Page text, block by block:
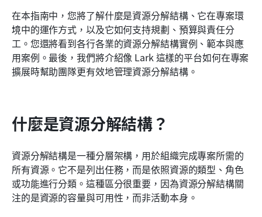
在本指南中，您將了解什麼是資源分解結構、它在專案環
境中的運作方式，以及它如何支持規劃、預算與責任分
工。您還將看到各行各業的資源分解結構實例、範本與應
用案例。最後，我們將介紹像 Lark 這樣的平台如何在專案
擴展時幫助團隊更有效地管理資源分解結構。
什麼是資源分解結構？
資源分解結構是一種分層架構，用於組織完成專案所需的
所有資源。它不是列出任務，而是依照資源的類型、角色
或功能進行分類。這種區分很重要，因為資源分解結構關
注的是資源的容量與可用性，而非活動本身。
建立資源分解結構時的常見錯誤
何時重新檢視並修訂您的資源分解結構
結論
常見問題